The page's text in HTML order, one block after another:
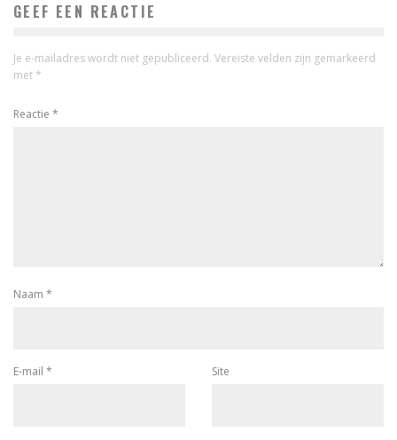
GEEF EEN REACTIE
Je e-mailadres wordt niet gepubliceerd. Vereiste velden zijn gemarkeerd
met *
Reactie *
Naam *
E-mail * Site